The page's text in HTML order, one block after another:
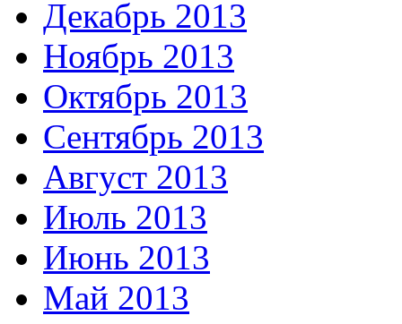
Декабрь 2013
Ноябрь 2013
Октябрь 2013
Сентябрь 2013
Август 2013
Июль 2013
Июнь 2013
Май 2013